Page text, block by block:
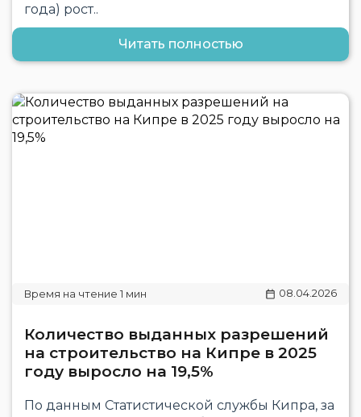
года) рост..
Читать полностью
08.04.2026
Количество выданных разрешений
на строительство на Кипре в 2025
году выросло на 19,5%
По данным Статистической службы Кипра, за